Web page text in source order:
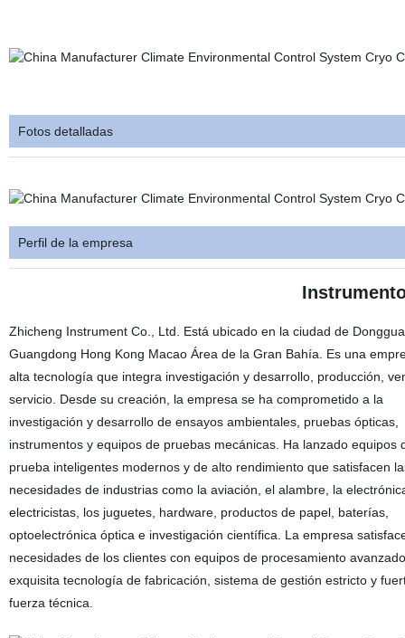
Fotos detalladas
Perfil de la empresa
Zhicheng Instrument Co., Ltd. Está ubicado en la ciudad de
Guangdong Hong Kong Macao Área de la Gran Bahía. Es una
alta tecnología que integra investigación y desarrollo, producción,
servicio. Desde su creación, la empresa se ha comprometido a la
investigación y desarrollo de ensayos ambientales, pruebas ópticas,
instrumentos y equipos de pruebas mecánicas. Ha lanzado equipos
prueba inteligentes modernos y de alto rendimiento que satisfacen
necesidades de industrias como la aviación, el alambre, la
electricistas, los juguetes, hardware, productos de papel, baterías,
optoelectrónica óptica e investigación científica. La empresa
necesidades de los clientes con equipos de procesamiento
exquisita tecnología de fabricación, sistema de gestión estricto y
fuerza técnica.